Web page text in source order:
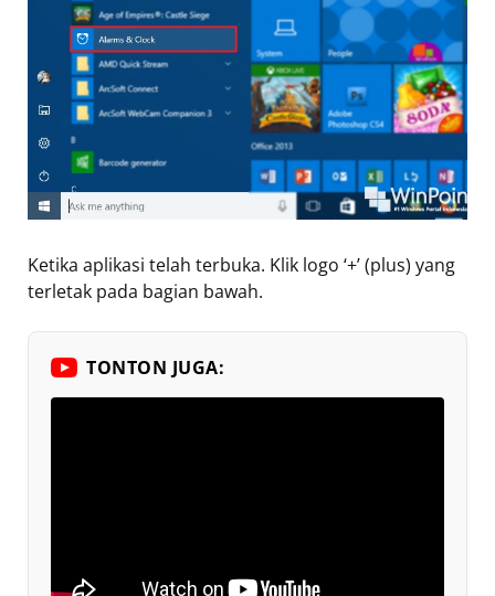
Ketika aplikasi telah terbuka. Klik logo ‘+’ (plus) yang
terletak pada bagian bawah.
TONTON JUGA: